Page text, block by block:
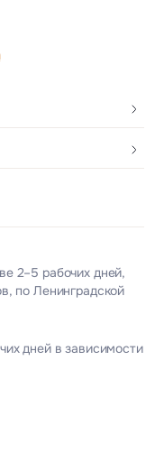
2–5 рабочих дней,
по Ленинградской
дней в зависимости